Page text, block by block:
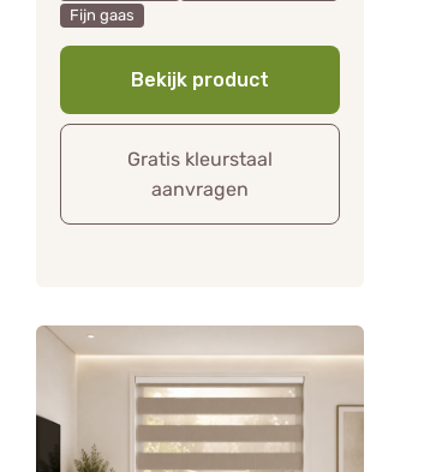
Fijn gaas
Bekijk product
Gratis kleurstaal
aanvragen